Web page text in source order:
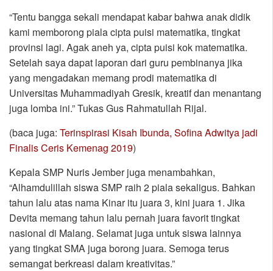
“Tentu bangga sekali mendapat kabar bahwa anak didik
kami memborong piala cipta puisi matematika, tingkat
provinsi lagi. Agak aneh ya, cipta puisi kok matematika.
Setelah saya dapat laporan dari guru pembinanya jika
yang mengadakan memang prodi matematika di
Universitas Muhammadiyah Gresik, kreatif dan menantang
juga lomba ini.” Tukas Gus Rahmatullah Rijal.
(baca juga: Terinspirasi Kisah Ibunda, Sofina Adwitya jadi
Finalis Ceris Kemenag 2019)
Kepala SMP Nuris Jember juga menambahkan,
“Alhamdulillah siswa SMP raih 2 piala sekaligus. Bahkan
tahun lalu atas nama Kinar itu juara 3, kini juara 1. Jika
Devita memang tahun lalu pernah juara favorit tingkat
nasional di Malang. Selamat juga untuk siswa lainnya
yang tingkat SMA juga borong juara. Semoga terus
semangat berkreasi dalam kreativitas.”